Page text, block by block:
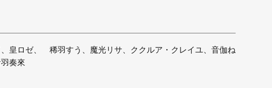
皇ロゼ、 稀羽すう、魔光リサ、ククルア・クレイユ、音伽ね
奏來